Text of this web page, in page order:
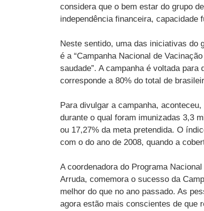
considera que o bem estar do grupo
independência financeira,
Neste sentido, uma das iniciativas do
é a “Campanha Nacional de
saudade”. A campanha é voltada
corresponde a 80% do total de
Para divulgar a campanha,
durante o qual foram imunizadas 3,3
ou 17,27% da meta pretendida. O
com o do ano de 2008, quando a
A coordenadora do Programa
Arruda, comemora o sucesso da
melhor do que no ano passado. As
agora estão mais conscientes de que